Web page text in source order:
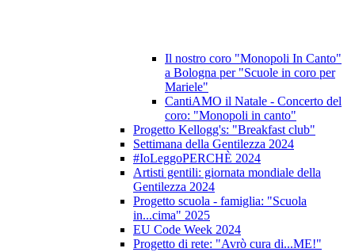
Il nostro coro "Monopoli In Canto"
a Bologna per "Scuole in coro per
Mariele"
CantiAMO il Natale - Concerto del
coro: "Monopoli in canto"
Progetto Kellogg's: "Breakfast club"
Settimana della Gentilezza 2024
#IoLeggoPERCHÈ 2024
Artisti gentili: giornata mondiale della
Gentilezza 2024
Progetto scuola - famiglia: "Scuola
in...cima" 2025
EU Code Week 2024
Progetto di rete: "Avrò cura di...ME!"